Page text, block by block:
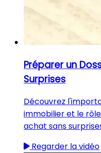
Préparer un
Surprises
Découvrez
immobilier et le
achat sans
Regarder la vidéo